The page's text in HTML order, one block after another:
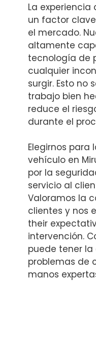
La experiencia
un factor
el mercado.
altamente
tecnología de
cualquier
surgir. Esto no
trabajo bien
reduce el
durante el
Elegirnos para
vehículo en
por la
servicio al
Valoramos la
clientes y nos
their
intervención.
puede tener la
problemas de
manos